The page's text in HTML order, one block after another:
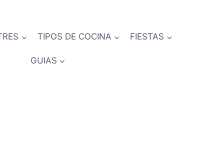
TIPOS DE COCINA FIESTAS
GUIAS